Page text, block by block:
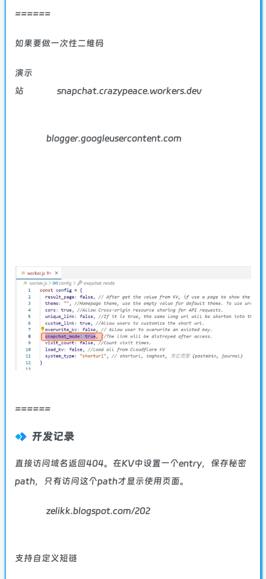
======
如果要做一次性二维码
演示
站
snapchat.crazypeace.workers.dev
blogger.googleusercontent.com
======
开发记录
直接访问域名返回404。在KV中设置一个entry，保存秘密
path，只有访问这个path才显示使用页面。
zelikk.blogspot.com/202
支持自定义短链